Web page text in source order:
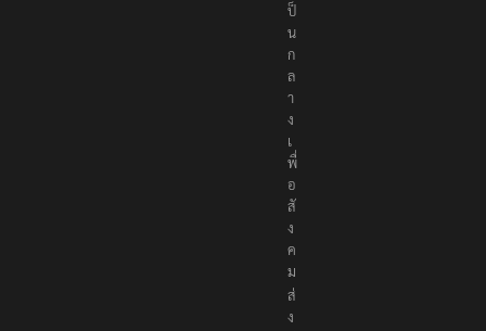
ป็
น
ก
ล
า
ง
เ
พื่
อ
สั
ง
ค
ม
ส่
ง